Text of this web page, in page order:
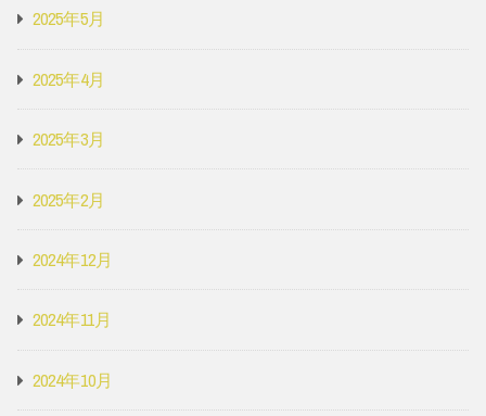
2025年5月
2025年4月
2025年3月
2025年2月
2024年12月
2024年11月
2024年10月